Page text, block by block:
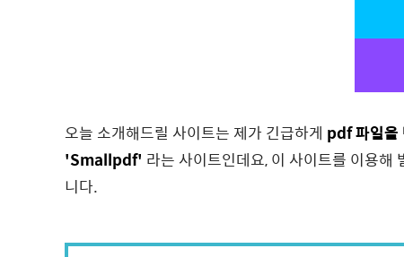
오늘 소개해드릴 사이트는 제가 긴급하게 pdf 파일을
'Smallpdf' 라는 사이트인데요, 이 사이트를 이용
니다.